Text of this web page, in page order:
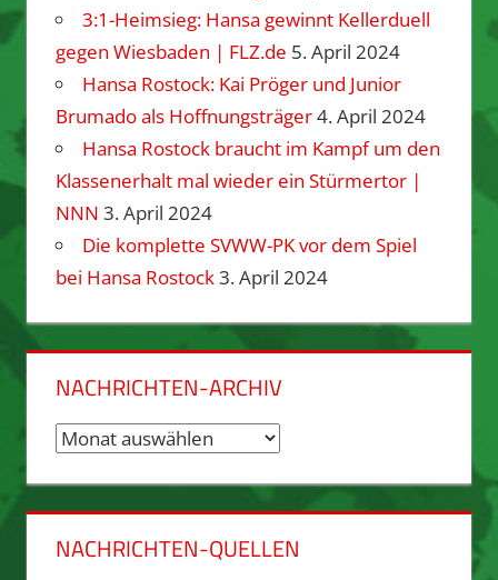
3:1-Heimsieg: Hansa gewinnt Kellerduell
gegen Wiesbaden | FLZ.de 5. April 2024
Hansa Rostock: Kai Pröger und Junior
Brumado als Hoffnungsträger4. April 2024
Hansa Rostock braucht im Kampf um den
Klassenerhalt mal wieder ein Stürmertor |
NNN 3. April 2024
Die komplette SVWW-PK vor dem Spiel
bei Hansa Rostock3. April 2024
NACHRICHTEN-ARCHIV
Nachrichten-
NACHRICHTEN-QUELLEN